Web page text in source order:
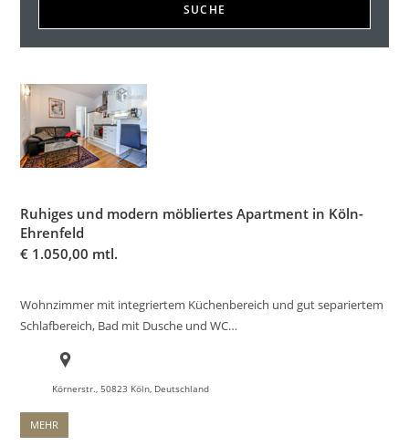
SUCHE
Ruhiges und modern möbliertes Apartment in Köln-
Ehrenfeld
€ 1.050,00 mtl.
Wohnzimmer mit integriertem Küchenbereich und gut separiertem
Schlafbereich, Bad mit Dusche und WC…
Körnerstr., 50823 Köln, Deutschland
MEHR